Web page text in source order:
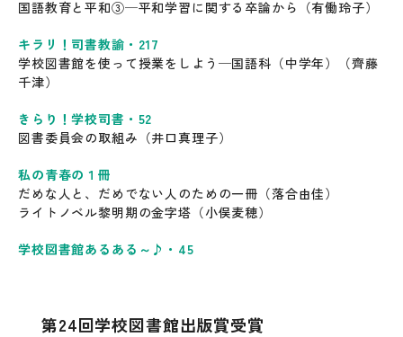
国語教育と平和③─平和学習に関する卒論から（有働玲子）
キラリ！司書教諭・217
学校図書館を使って授業をしよう─国語科（中学年）（齊藤
千津）
きらり！学校司書・52
図書委員会の取組み（井口真理子）
私の青春の１冊
だめな人と、だめでない人のための一冊（落合由佳）
ライトノベル黎明期の金字塔（小俣麦穂）
学校図書館あるある～♪・45
第24回学校図書館出版賞受賞